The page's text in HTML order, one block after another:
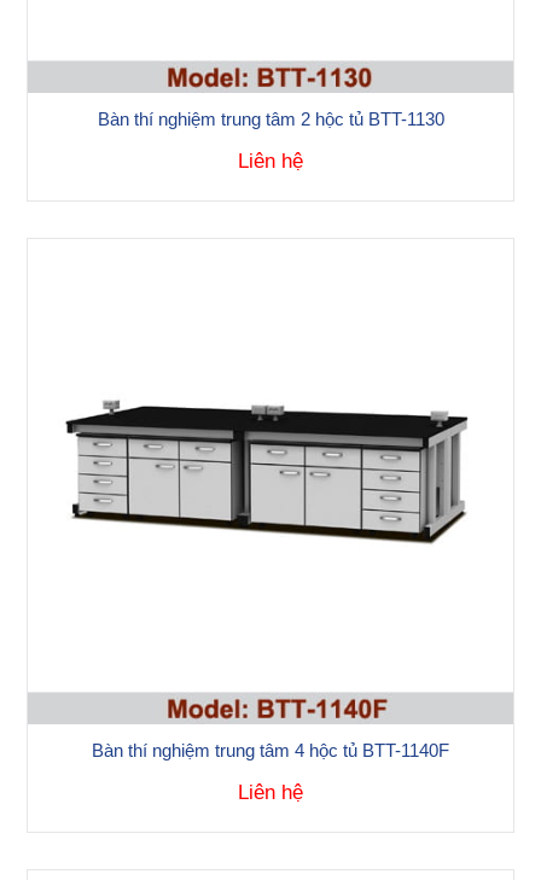
Bàn thí nghiệm trung tâm 2 hộc tủ BTT-1130
Liên hệ
Bàn thí nghiệm trung tâm 4 hộc tủ BTT-1140F
Liên hệ